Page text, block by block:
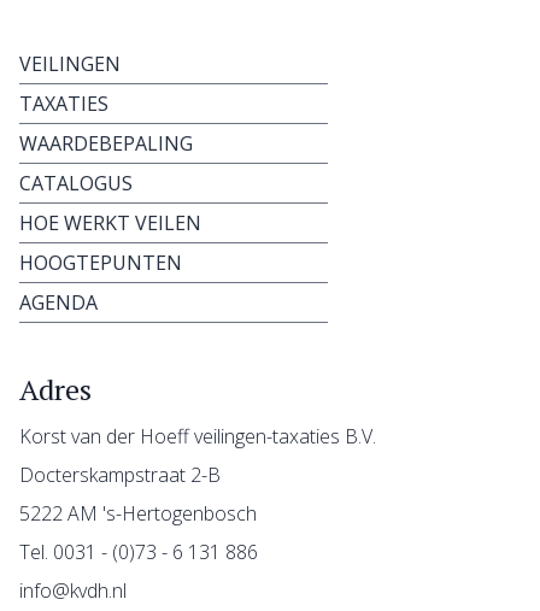
VEILINGEN
TAXATIES
WAARDEBEPALING
CATALOGUS
HOE WERKT VEILEN
HOOGTEPUNTEN
AGENDA
Adres
Korst van der Hoeff veilingen-taxaties B.V.
Docterskampstraat 2-B
5222 AM 's-Hertogenbosch
Tel. 0031 - (0)73 - 6 131 886
info@kvdh.nl